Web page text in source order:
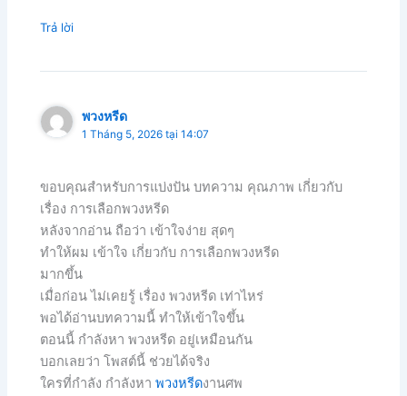
Trả lời
พวงหรีด
1 Tháng 5, 2026 tại 14:07
ขอบคุณสำหรับการแบ่งปัน บทความ คุณภาพ เกี่ยวกับ
เรื่อง การเลือกพวงหรีด
หลังจากอ่าน ถือว่า เข้าใจง่าย สุดๆ
ทำให้ผม เข้าใจ เกี่ยวกับ การเลือกพวงหรีด
มากขึ้น
เมื่อก่อน ไม่เคยรู้ เรื่อง พวงหรีด เท่าไหร่
พอได้อ่านบทความนี้ ทำให้เข้าใจขึ้น
ตอนนี้ กำลังหา พวงหรีด อยู่เหมือนกัน
บอกเลยว่า โพสต์นี้ ช่วยได้จริง
ใครที่กำลัง กำลังหาพวงหรีดงานศพ